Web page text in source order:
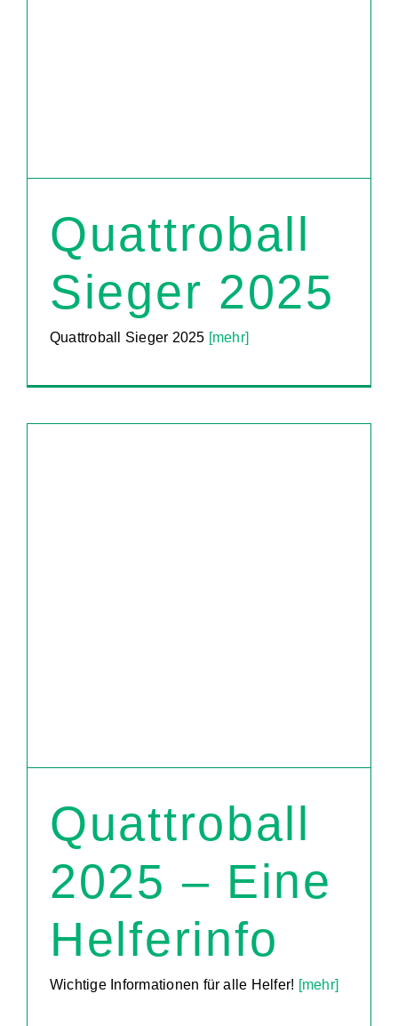
Quattroball
Sieger 2025
Quattroball Sieger 2025 [mehr]
Quattroball
2025 – Eine
Helferinfo
Wichtige Informationen für alle Helfer! [mehr]